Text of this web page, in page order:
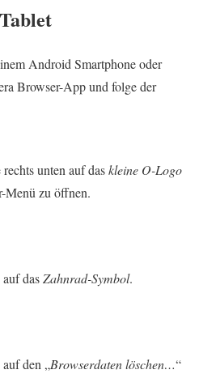
Android Smartphone oder
Browser-App und folge der
unten auf daskleine O-Logo
Menü zu öffnen.
dasZahnrad-Symbol.
den „Browserdaten löschen…“